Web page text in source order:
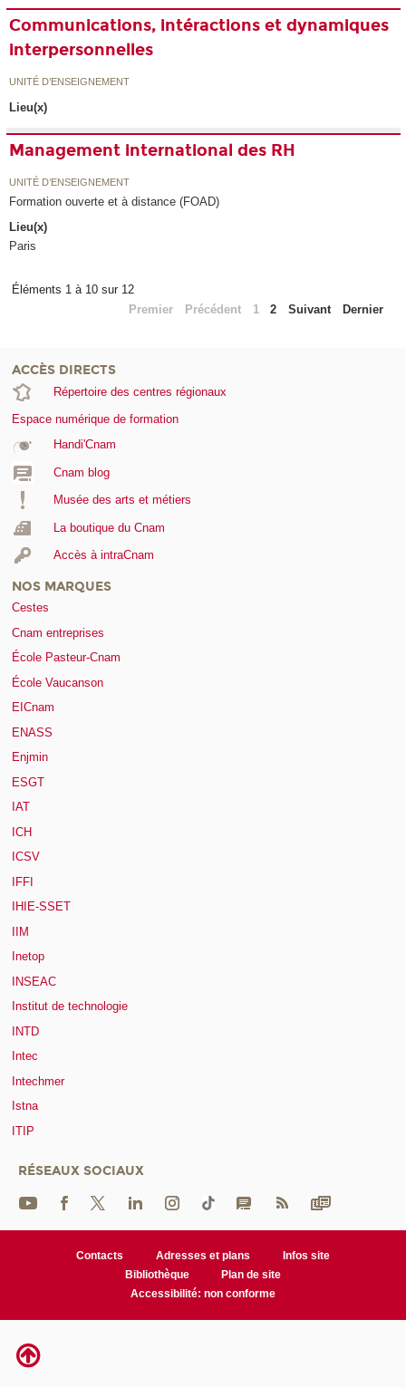
Communications, intéractions et dynamiques
interpersonnelles
UNITÉ D’ENSEIGNEMENT
Lieu(x)
Management international des RH
UNITÉ D’ENSEIGNEMENT
Formation ouverte et à distance (FOAD)
Lieu(x)
Paris
Éléments 1 à 10 sur 12
Premier
Précédent 1 2 Suivant Dernier
ACCÈS DIRECTS
Répertoire des centres régionaux
Espace numérique de formation
Handi'Cnam
Cnam blog
Musée des arts et métiers
La boutique du Cnam
Accès à intraCnam
NOS MARQUES
Cestes
Cnam entreprises
École Pasteur-Cnam
École Vaucanson
EICnam
ENASS
Enjmin
ESGT
IAT
ICH
ICSV
IFFI
IHIE-SSET
IIM
Inetop
INSEAC
Institut de technologie
INTD
Intec
Intechmer
Istna
ITIP
RÉSEAUX SOCIAUX
Contacts Adresses et plans
Infos site
Bibliothèque
Plan de site
Accessibilité: non conforme